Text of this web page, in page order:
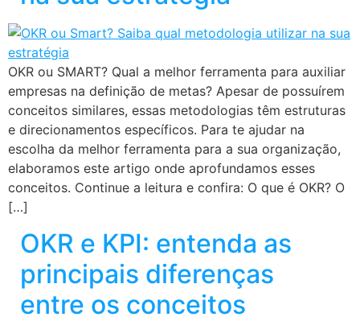
OKR ou SMART? Qual a melhor ferramenta para auxiliar
empresas na definição de metas? Apesar de possuírem
conceitos similares, essas metodologias têm estruturas
e direcionamentos específicos. Para te ajudar na
escolha da melhor ferramenta para a sua organização,
elaboramos este artigo onde aprofundamos esses
conceitos. Continue a leitura e confira: O que é OKR? O
[…]
OKR e KPI: entenda as
principais diferenças
entre os conceitos